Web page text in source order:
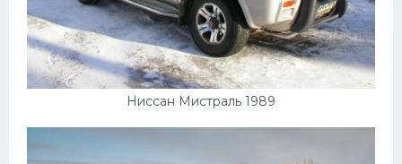
Ниссан Мистраль 1989